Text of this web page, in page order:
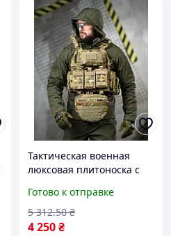
Тактическая военная
люксовая плитоноска с
точки быстрого сброса
Single Sword Мультикам
армейский бронежилет
Готово к отправке
4 250₴
5 312.50 ₴